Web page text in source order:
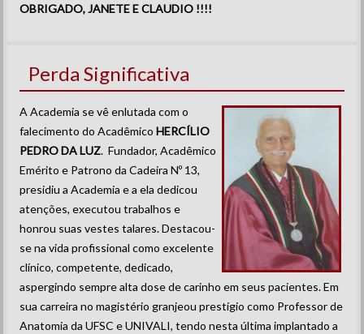
OBRIGADO, JANETE E CLAUDIO !!!!
Perda Significativa
A Academia se vê enlutada com o
falecimento do AcadêmicoHERCÍLIO
PEDRO DA LUZ. Fundador, Acadêmico
Emérito e Patrono da Cadeira Nº 13,
presidiu a Academia e a ela dedicou
atenções, executou trabalhos e
honrou suas vestes talares. Destacou-
se na vida profissional como excelente
clínico, competente, dedicado,
aspergindo sempre alta dose de carinho em seus pacientes. Em
sua carreira no magistério granjeou prestígio como Professor de
Anatomia da UFSC e UNIVALI, tendo nesta última implantado a